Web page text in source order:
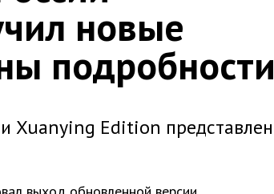
новые
подробности
Xuanying Edition представлен